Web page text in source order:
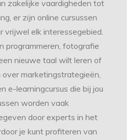
zakelijke vaardigheden tot
er zijn online cursussen
vrijwel elk interessegebied.
programmeren, fotografie
nieuwe taal wilt leren of
marketingstrategieën,
e-learningcursus die bij jou
worden vaak
door experts in het
je kunt profiteren van